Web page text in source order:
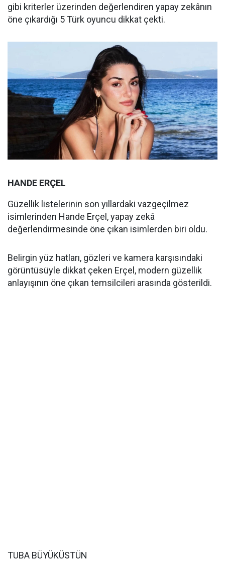
gibi kriterler üzerinden değerlendiren yapay zekânın
öne çıkardığı 5 Türk oyuncu dikkat çekti.
HANDE ERÇEL
Güzellik listelerinin son yıllardaki vazgeçilmez
isimlerinden Hande Erçel, yapay zekâ
değerlendirmesinde öne çıkan isimlerden biri oldu.
Belirgin yüz hatları, gözleri ve kamera karşısındaki
görüntüsüyle dikkat çeken Erçel, modern güzellik
anlayışının öne çıkan temsilcileri arasında gösterildi.
TUBA BÜYÜKÜSTÜN